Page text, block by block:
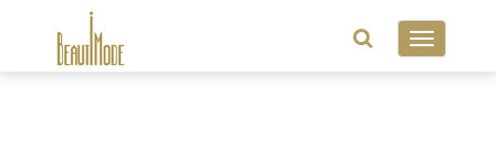
Toggle